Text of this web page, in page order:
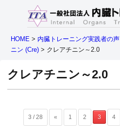
HOME > 内臓トレーニング実践者の声
ニン (Cre) > クレアチニン～2.0
クレアチニン～2.0
3 / 28 « 1 2 3 4